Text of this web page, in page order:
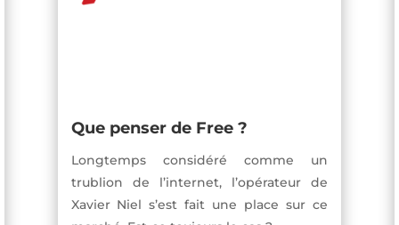
Que penser de Free ?
Longtemps considéré comme un
trublion de l’internet, l’opérateur de
Xavier Niel s’est fait une place sur ce